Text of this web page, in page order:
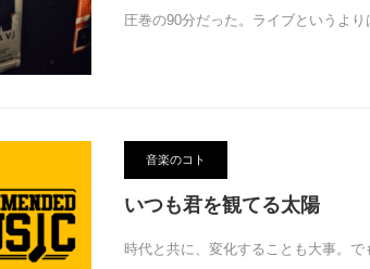
圧巻の90分だった。ライブというよ
音楽のコト
いつも君を観てる太陽
時代と共に、変化することも大事。